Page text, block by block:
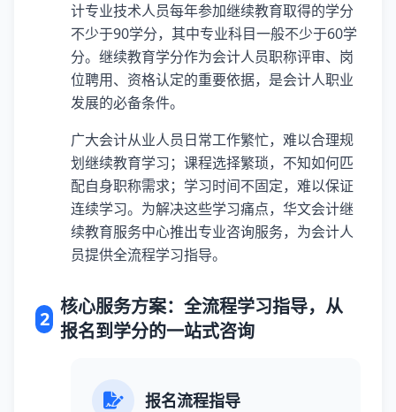
计专业技术人员每年参加继续教育取得的学分
不少于90学分，其中专业科目一般不少于60学
分。继续教育学分作为会计人员职称评审、岗
位聘用、资格认定的重要依据，是会计人职业
发展的必备条件。
广大会计从业人员日常工作繁忙，难以合理规
划继续教育学习；课程选择繁琐，不知如何匹
配自身职称需求；学习时间不固定，难以保证
连续学习。为解决这些学习痛点，华文会计继
续教育服务中心推出专业咨询服务，为会计人
员提供全流程学习指导。
2
核心服务方案：全流程学习指导，从
报名到学分的一站式咨询
报名流程指导